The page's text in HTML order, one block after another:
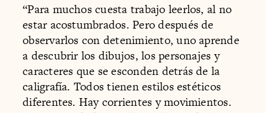
“Para muchos cuesta trabajo leerlos, al no
estar acostumbrados. Pero después de
observarlos con detenimiento, uno aprende
a descubrir los dibujos, los personajes y
caracteres que se esconden detrás de la
caligrafía. Todos tienen estilos estéticos
diferentes. Hay corrientes y movimientos.